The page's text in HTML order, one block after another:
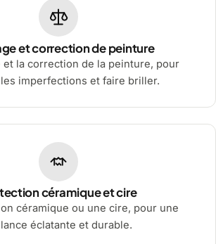
et correction de peinture
et la correction de la peinture, pour
imperfections et faire briller.
céramique et cire
céramique ou une cire, pour une
éclatante et durable.